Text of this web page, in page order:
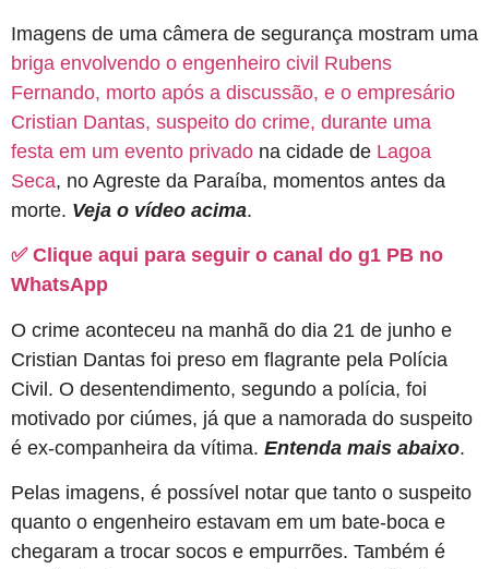
Imagens de uma câmera de segurança mostram uma
briga envolvendo o engenheiro civil Rubens
Fernando, morto após a discussão, e o empresário
Cristian Dantas, suspeito do crime, durante uma
festa em um evento privado na cidade de Lagoa
Seca, no Agreste da Paraíba, momentos antes da
morte. Veja o vídeo acima.
✅ Clique aqui para seguir o canal do g1 PB no
WhatsApp
O crime aconteceu na manhã do dia 21 de junho e
Cristian Dantas foi preso em flagrante pela Polícia
Civil. O desentendimento, segundo a polícia, foi
motivado por ciúmes, já que a namorada do suspeito
é ex-companheira da vítima. Entenda mais abaixo.
Pelas imagens, é possível notar que tanto o suspeito
quanto o engenheiro estavam em um bate-boca e
chegaram a trocar socos e empurrões. Também é